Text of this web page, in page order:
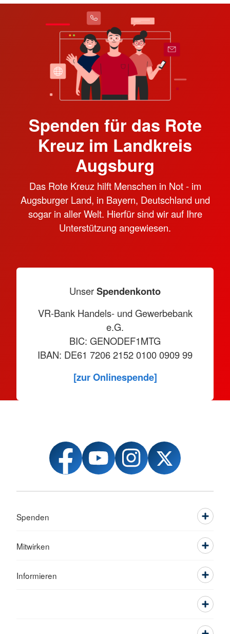
Spenden für das Rote
Kreuz im Landkreis
Augsburg
Das Rote Kreuz hilft Menschen in Not - im
Augsburger Land, in Bayern, Deutschland und
sogar in aller Welt. Hierfür sind wir auf Ihre
Unterstützung angewiesen.
UnserSpendenkonto
VR-Bank Handels- und Gewerbebank
e.G.
BIC: GENODEF1MTG
IBAN: DE61 7206 2152 0100 0909 99
[zur Onlinespende]
Spenden
Mitwirken
Informieren